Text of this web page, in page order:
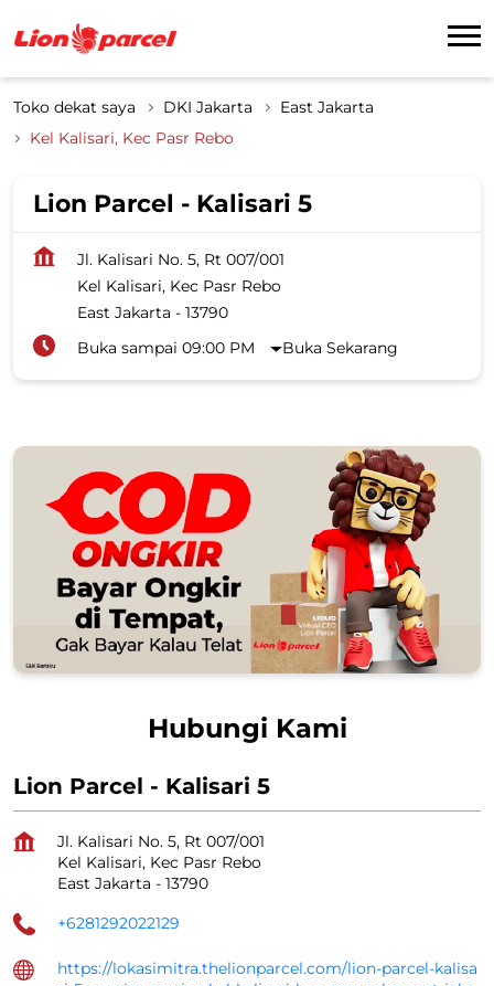
Toko dekat saya DKI Jakarta
East Jakarta
Kel Kalisari, Kec Pasr Rebo
Lion Parcel - Kalisari 5
Jl. Kalisari No. 5, Rt 007/001
Kel Kalisari, Kec Pasr Rebo
East Jakarta - 13790
Buka sampai 09:00 PM
Buka Sekarang
Hubungi Kami
Lion Parcel - Kalisari 5
Jl. Kalisari No. 5, Rt 007/001
Kel Kalisari, Kec Pasr Rebo
East Jakarta - 13790
+6281292022129
https://lokasimitra.thelionparcel.com/lion-parcel-kalisa